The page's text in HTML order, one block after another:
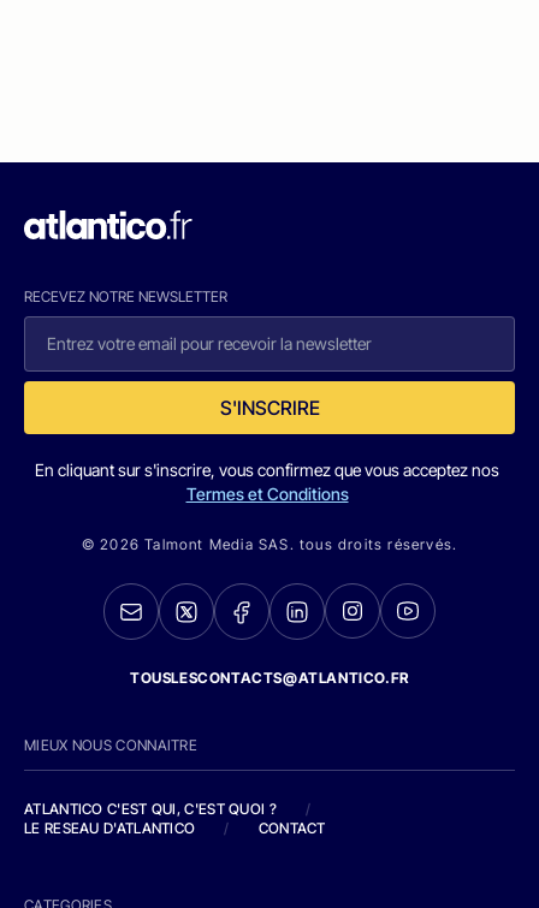
RECEVEZ NOTRE NEWSLETTER
S'INSCRIRE
En cliquant sur s'inscrire, vous confirmez que vous acceptez nos
Termes et Conditions
© 2026 Talmont Media SAS. tous droits réservés.
TOUSLESCONTACTS@ATLANTICO.FR
MIEUX NOUS CONNAITRE
ATLANTICO C'EST QUI, C'EST QUOI ?
/
LE RESEAU D'ATLANTICO
/ CONTACT